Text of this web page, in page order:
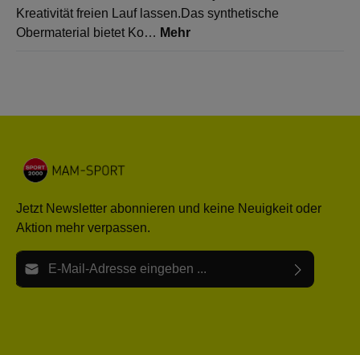
Kreativität freien Lauf lassen.Das synthetische
Obermaterial bietet Ko… Mehr
Jetzt Newsletter abonnieren und keine Neuigkeit oder
Aktion mehr verpassen.
E-Mail-Adresse*